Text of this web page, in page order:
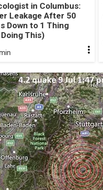
in Columbus:
Leakage After 50
Down to 1 Thing
This)